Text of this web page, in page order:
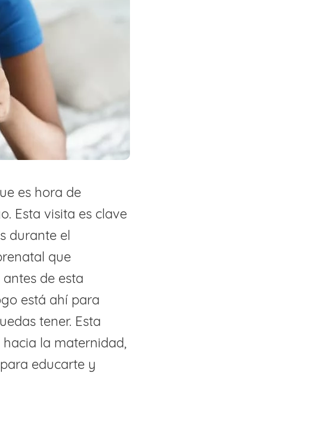
es hora de
Esta visita es clave
durante el
que
de esta
está ahí para
tener. Esta
la maternidad,
educarte y